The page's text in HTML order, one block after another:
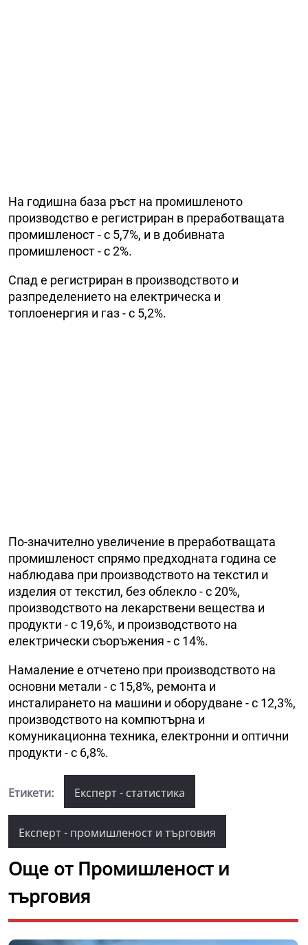
На годишна база ръст на промишленото
производство е регистриран в преработващата
промишленост - с 5,7%, и в добивната
промишленост - с 2%.
Спад е регистриран в производството и
разпределението на електрическа и
топлоенергия и газ - с 5,2%.
По-значително увеличение в преработващата
промишленост спрямо предходната година се
наблюдава при производството на текстил и
изделия от текстил, без облекло - с 20%,
производството на лекарствени вещества и
продукти - с 19,6%, и производството на
електрически съоръжения - с 14%.
Намаление е отчетено при производството на
основни метали - с 15,8%, ремонта и
инсталирането на машини и оборудване - с 12,3%,
производството на компютърна и
комуникационна техника, електронни и оптични
продукти - с 6,8%.
Етикети: Експерт - статистика
Експерт - промишленост и търговия
Още от Промишленост и
търговия